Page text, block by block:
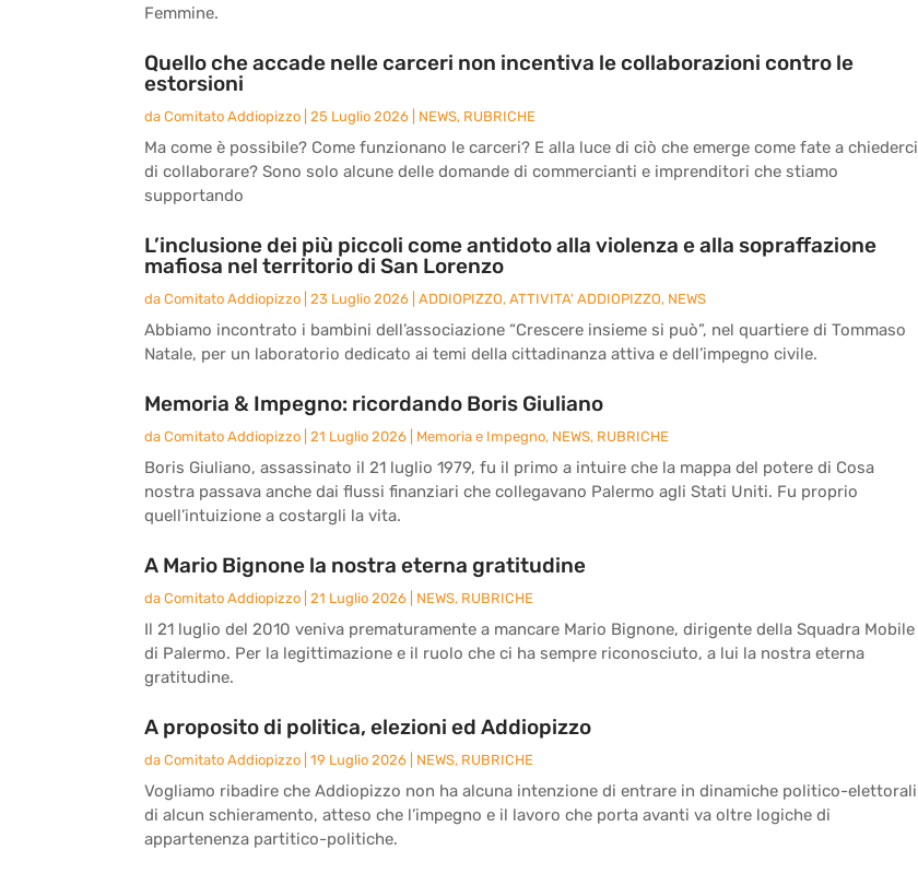
Femmine.
Quello che accade nelle carceri non incentiva le collaborazioni contro le
estorsioni
da Comitato Addiopizzo 25 Luglio 2026 NEWS, RUBRICHE
Ma come è possibile? Come funzionano le carceri? E alla luce di ciò che emerge come fate a chiederci
di collaborare? Sono solo alcune delle domande di commercianti e imprenditori che stiamo
supportando
L’inclusione dei più piccoli come antidoto alla violenza e alla sopraffazione
mafiosa nel territorio di San Lorenzo
da Comitato Addiopizzo 23 Luglio 2026 ADDIOPIZZO, ATTIVITA' ADDIOPIZZO, NEWS
Abbiamo incontrato i bambini dell’associazione “Crescere insieme si può”, nel quartiere di Tommaso
Natale, per un laboratorio dedicato ai temi della cittadinanza attiva e dell’impegno civile.
Memoria & Impegno: ricordando Boris Giuliano
da Comitato Addiopizzo 21 Luglio 2026 Memoria e Impegno, NEWS, RUBRICHE
Boris Giuliano, assassinato il 21 luglio 1979, fu il primo a intuire che la mappa del potere di Cosa
nostra passava anche dai flussi finanziari che collegavano Palermo agli Stati Uniti. Fu proprio
quell’intuizione a costargli la vita.
A Mario Bignone la nostra eterna gratitudine
da Comitato Addiopizzo 21 Luglio 2026 NEWS, RUBRICHE
Il 21 luglio del 2010 veniva prematuramente a mancare Mario Bignone, dirigente della Squadra Mobile
di Palermo. Per la legittimazione e il ruolo che ci ha sempre riconosciuto, a lui la nostra eterna
gratitudine.
A proposito di politica, elezioni ed Addiopizzo
da Comitato Addiopizzo 19 Luglio 2026 NEWS, RUBRICHE
Vogliamo ribadire che Addiopizzo non ha alcuna intenzione di entrare in dinamiche politico-elettorali
di alcun schieramento, atteso che l’impegno e il lavoro che porta avanti va oltre logiche di
appartenenza partitico-politiche.